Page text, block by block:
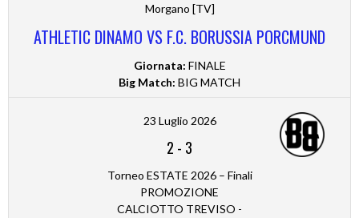
Morgano [TV]
ATHLETIC DINAMO VS F.C. BORUSSIA PORCMUND
Giornata: FINALE
Big Match: BIG MATCH
23 Luglio 2026
2 - 3
Torneo ESTATE 2026 – Finali
PROMOZIONE
CALCIOTTO TREVISO -